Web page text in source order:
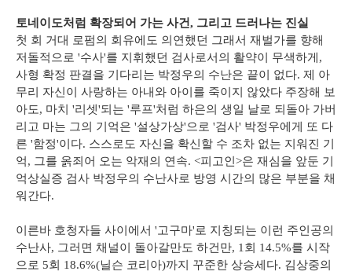
토네이도처럼 확장되어 가는 사건, 그리고 드러나는 진실
첫 회 거대 로펌의 회유에도 의연했던 그래서 재벌가를 향해
저돌적으로 '수사'를 지휘했던 검사로서의 활약이 무색하게,
사형 확정 판결을 기다리는 박정우의 수난은 끝이 없다. 제 아
무리 자신이 사랑하는 아내와 아이를 죽이지 않았다 주장해 보
아도, 마치 '리셋'되는 '루프'처럼 하은의 생일 날로 되돌아 가버
리고 마는 그의 기억은 '설상가상'으로 '검사' 박정우에게 또 다
른 '함정'이다. 스스로도 자신을 확신할 수 조차 없는 지워진 기
억, 그를 옭죄어 오는 악재의 연속. <피고인>은 재심을 앞둔 기
억상실증 검사 박정우의 수난사로 방영 시간의 많은 부분을 채
워간다.
이른바 호청자들 사이에서 '고구마'로 지칭되는 이런 주인공의
수난사, 그러면 채널이 돌아갈만도 하건만, 1회 14.5%를 시작
으로 5회 18.6%(닐슨 코리아)까지 꾸준한 상승세다. 김상중의